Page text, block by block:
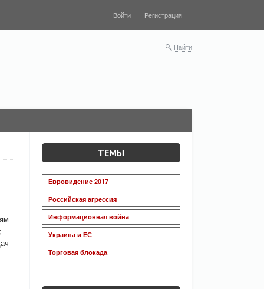
Войти Регистрация
Найти
–
ТЕМЫ
Евровидение 2017
Российская агрессия
Информационная война
Украина и ЕС
Торговая блокада